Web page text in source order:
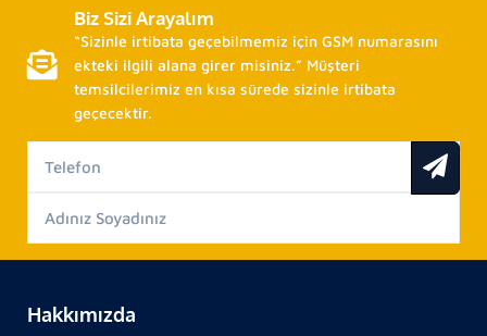
Biz Sizi Arayalım
“Sizinle irtibata geçebilmemiz için GSM numarasını
ekteki ilgili alana girer misiniz.” Müşteri
temsilcilerimiz en kısa sürede sizinle irtibata
geçecektir.
Hakkımızda